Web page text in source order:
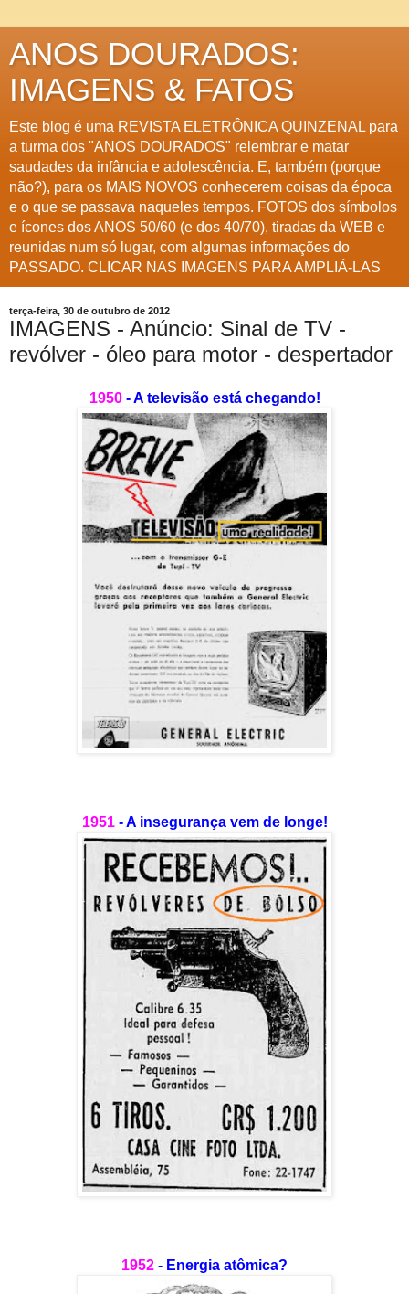
ANOS DOURADOS:
IMAGENS & FATOS
Este blog é uma REVISTA ELETRÔNICA QUINZENAL para
a turma dos "ANOS DOURADOS" relembrar e matar
saudades da infância e adolescência. E, também (porque
não?), para os MAIS NOVOS conhecerem coisas da época
e o que se passava naqueles tempos. FOTOS dos símbolos
e ícones dos ANOS 50/60 (e dos 40/70), tiradas da WEB e
reunidas num só lugar, com algumas informações do
PASSADO. CLICAR NAS IMAGENS PARA AMPLIÁ-LAS
terça-feira, 30 de outubro de 2012
IMAGENS - Anúncio: Sinal de TV -
revólver - óleo para motor - despertador
1950- A televisão está chegando!
1951 - A insegurança vem de longe!
1952 - Energia atômica?